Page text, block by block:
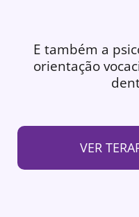
E também a
orientação
VER